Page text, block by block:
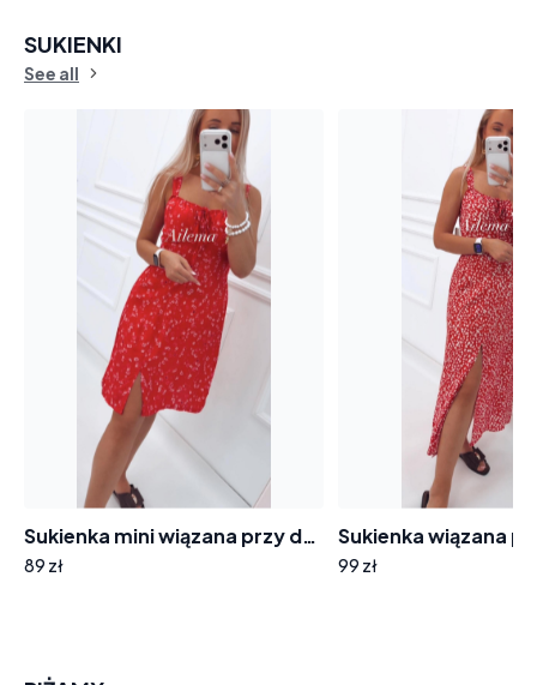
SUKIENKI
See all
Sukienka mini wiązana przy dekolcie SK129 czerwona w kwiatuszki
89 zł 99 zł